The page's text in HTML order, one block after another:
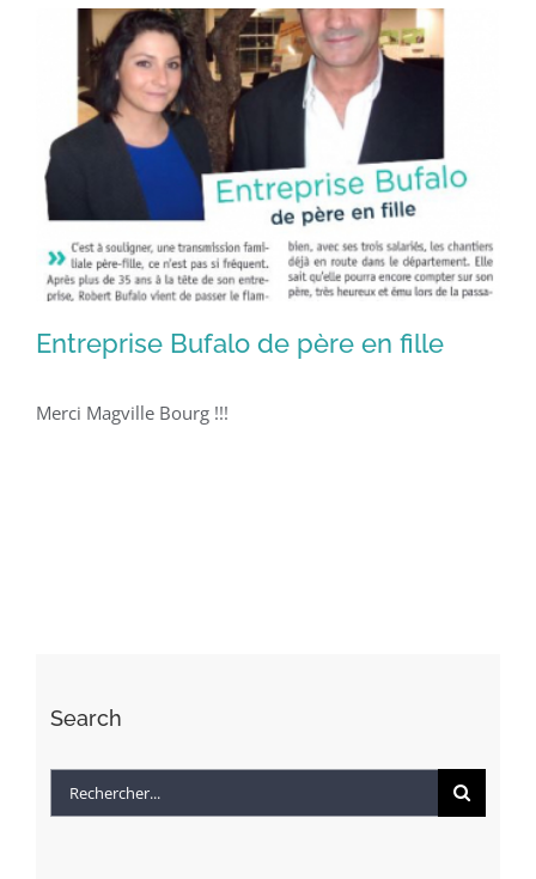
Entreprise Bufalo de père en fille
Merci Magville Bourg !!!
Search
Rechercher: